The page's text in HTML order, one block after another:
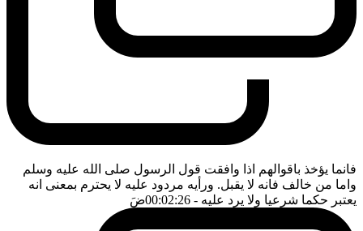
فانما يؤخذ باقوالهم اذا وافقت قول الرسول صلى الله عليه وسلم
واما من خالف فانه لا يقبل. ورأيه مردود عليه لا يحترم بمعنى انه
يعتبر حكما شرعيا ولا يرد عليه - 00:02:26 ضَ